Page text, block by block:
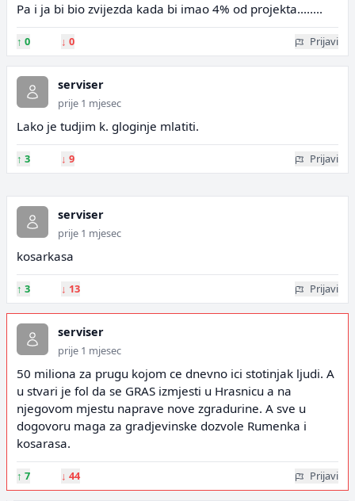
Pa i ja bi bio zvijezda kada bi imao 4% od projekta........
↑ 0 ↓ 0 Prijavi
serviser
prije 1 mjesec
Lako je tudjim k. gloginje mlatiti.
↑ 3 ↓ 9 Prijavi
serviser
prije 1 mjesec
kosarkasa
↑ 3 ↓ 13 Prijavi
serviser
prije 1 mjesec
50 miliona za prugu kojom ce dnevno ici stotinjak ljudi. A
u stvari je fol da se GRAS izmjesti u Hrasnicu a na
njegovom mjestu naprave nove zgradurine. A sve u
dogovoru maga za gradjevinske dozvole Rumenka i
kosarasa.
↑ 7 ↓ 44 Prijavi